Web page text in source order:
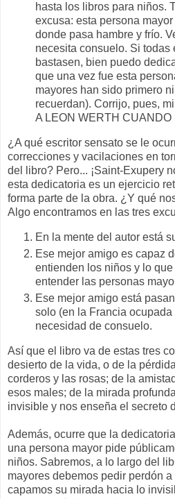
hasta los libros para niños.
excusa: esta persona
donde pasa hambre y frío.
necesita consuelo. Si todas
bastasen, bien puedo
que una vez fue esta
mayores han sido primero
recuerdan). Corrijo, pues,
A LEON WERTH CUANDO
¿A qué escritor sensato se le
correcciones y vacilaciones en
del libro? Pero... ¡Saint-Exupery
esta dedicatoria es un ejercicio
forma parte de la obra. ¿Y qué
Algo encontramos en las tres
En la mente del autor está
Ese mejor amigo es capaz
entienden los niños y lo
entender las personas
Ese mejor amigo está
solo (en la Francia
necesidad de consuelo.
Así que el libro va de estas tres
desierto de la vida, o de la
corderos y las rosas; de la
esos males; de la mirada
invisible y nos enseña el secreto
Además, ocurre que la
una persona mayor pide
niños. Sabremos, a lo largo del
mayores debemos pedir perdón
capamos su mirada hacia lo